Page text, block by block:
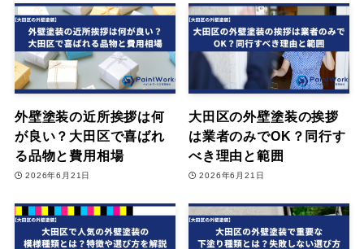
外壁塗装の近所挨拶は何
が良い？大田区で喜ばれ
る品物と費用相場
2026年6月21日
大田区の外壁塗装の挨拶
は業者のみでOK？同行す
べき理由と範囲
2026年6月21日